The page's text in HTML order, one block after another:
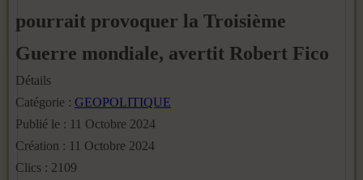
pourrait provoquer la Troisième
Guerre mondiale, avertit Robert Fico
Détails
Catégorie : GEOPOLITIQUE
Publié le : 11 Octobre 2024
Création : 11 Octobre 2024
Clics : 2109